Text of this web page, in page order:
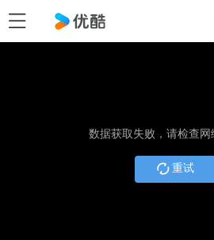
数据获取失败，请检查网
重试